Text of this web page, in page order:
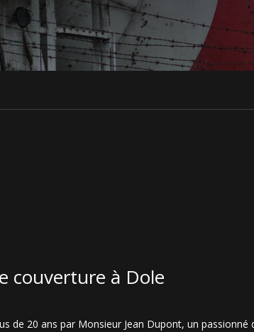
couverture à Dole
de 20 ans par Monsieur Jean Dupont, un